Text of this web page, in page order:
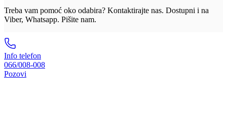
Treba vam pomoć oko odabira? Kontaktirajte nas. Dostupni i na
Viber, Whatsapp. Pišite nam.
Info telefon
066/008-008
Pozovi